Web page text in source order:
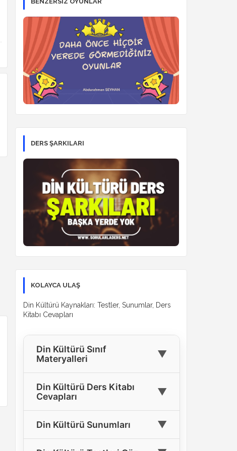
DERS ŞARKILARI
KOLAYCA ULAŞ
Din Kültürü Kaynakları: Testler, Sunumlar, Ders
Kitabı Cevapları
Din Kültürü Sınıf
Materyalleri
▼
🎓 4. Sınıf Din Kültürü Materyalleri
🎓 5. Sınıf Din Kültürü Materyalleri
🎓 6. Sınıf Din Kültürü Materyalleri
Din Kültürü Ders Kitabı
Cevapları
▼
📘
4. Sınıf Din Kültürü Ders Kitabı
Cevapları
Din Kültürü Sunumları ▼
Tüm Sınıflar İçin Din Kültürü